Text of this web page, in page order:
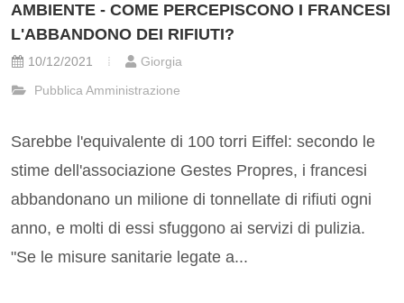
AMBIENTE - COME PERCEPISCONO I FRANCESI
L'ABBANDONO DEI RIFIUTI?
10/12/2021
Giorgia
Pubblica Amministrazione
Sarebbe l'equivalente di 100 torri Eiffel: secondo le
stime dell'associazione Gestes Propres, i francesi
abbandonano un milione di tonnellate di rifiuti ogni
anno, e molti di essi sfuggono ai servizi di pulizia.
"Se le misure sanitarie legate a...